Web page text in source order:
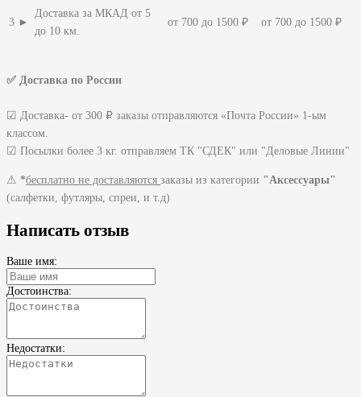
3 ►
Доставка за МКАД от 5
до 10 км.
от 700 до 1500 ₽ от 700 до 1500 ₽
✅ Доставка по России
☑ Доставка- от 300 ₽ заказы отправляются «Почта России» 1-ым
классом.
☑ Посылки более 3 кг. отправляем ТК "СДЕК" или "Деловые Линии"
⚠ *бесплатно не доставляются заказы из категории "Аксессуары"
(салфетки, футляры, спреи, и т.д)
Написать отзыв
Ваше имя:
Достоинства:
Недостатки: